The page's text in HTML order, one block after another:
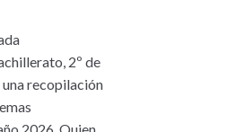
2º de
recopilación
2026. Quien